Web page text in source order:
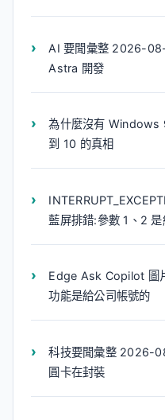
AI 要聞彙整 2026-
Astra 開發
為什麼沒有 Windows
到 10 的真相
藍屏排錯:參數 1、2
Edge Ask Copilot 圖
功能是給公司帳號的
科技要聞彙整 2026-
圓卡在封裝